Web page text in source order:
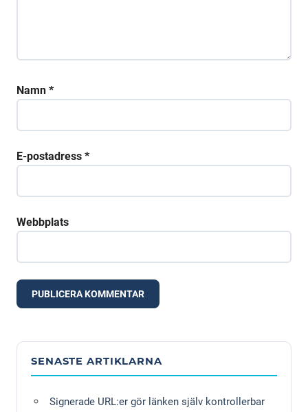
Namn *
E-postadress *
Webbplats
SENASTE ARTIKLARNA
Signerade URL:er gör länken själv kontrollerbar